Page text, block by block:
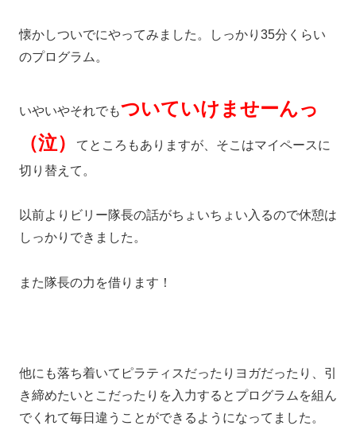
懐かしついでにやってみました。しっかり35分くらい
のプログラム。
いやいやそれでもついていけませーんっ
（泣）
てところもありますが、そこはマイペースに
切り替えて。
以前よりビリー隊長の話がちょいちょい入るので休憩は
しっかりできました。
また隊長の力を借ります！
他にも落ち着いてピラティスだったりヨガだったり、引
き締めたいとこだったりを入力するとプログラムを組ん
でくれて毎日違うことができるようになってました。